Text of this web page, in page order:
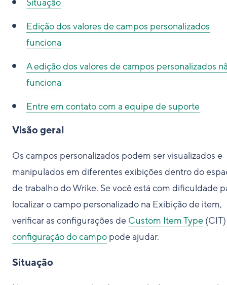
Situação
Edição dos valores de campos personalizados
funciona
A edição dos valores de campos personalizados
funciona
Entre em contato com a equipe de suporte
Visão geral
Os campos personalizados podem ser visualizados e
manipulados em diferentes exibições dentro do
de trabalho do Wrike. Se você está com dificuldade
localizar o campo personalizado na Exibição de item,
verificar as configurações de Custom Item Type
configuração do campo pode ajudar.
Situação